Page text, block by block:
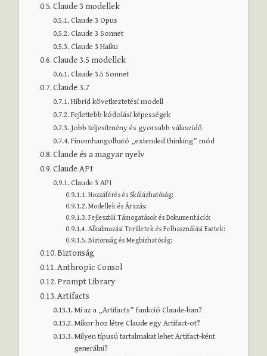
Claude 3 modellek
Claude 3 Opus
Claude 3 Sonnet
Claude 3 Haiku
Claude 3.5 modellek
Claude 3.5 Sonnet
Claude 3.7
Hibrid következtetési modell
Fejlettebb kódolási képességek
Jobb teljesítmény és gyorsabb válaszidő
Finomhangolható „extended thinking” mód
Claude és a magyar nyelv
Claude API
Claude 3 API
Hozzáférés és Skálázhatóság:
Modellek és Árazás:
Fejlesztői Támogatások és Dokumentáció:
Alkalmazási Területek és Felhasználási Esetek:
Biztonság és Megbízhatóság:
Biztonság
Anthropic Consol
Prompt Library
Artifacts
Mi az a „Artifacts” funkció Claude-ban?
Mikor hoz létre Claude egy Artifact-ot?
Milyen típusú tartalmakat lehet Artifact-ként
generálni?